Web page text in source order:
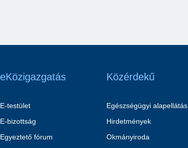
eKözigazgatás
E-testület
E-bizottság
Egyeztető fórum
Közérdekű
Egészségügyi alapellátás
Hirdetmények
Okmányiroda